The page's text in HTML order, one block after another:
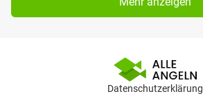
Datenschutzerklärung